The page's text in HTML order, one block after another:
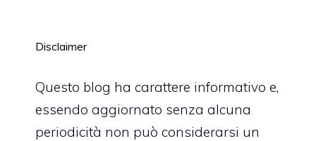
Disclaimer
Questo blog ha carattere informativo e,
essendo aggiornato senza alcuna
periodicità non può considerarsi un